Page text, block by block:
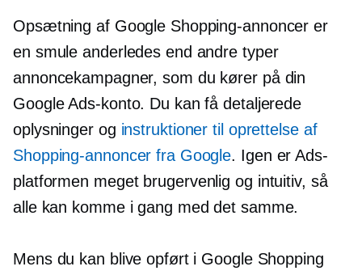
Opsætning af Google Shopping-annoncer er
en smule anderledes end andre typer
annoncekampagner, som du kører på din
Google Ads-konto. Du kan få detaljerede
oplysninger og instruktioner til oprettelse af
Shopping-annoncer fra Google. Igen er Ads-
platformen meget brugervenlig og intuitiv, så
alle kan komme i gang med det samme.
Mens du kan blive opført i Google Shopping